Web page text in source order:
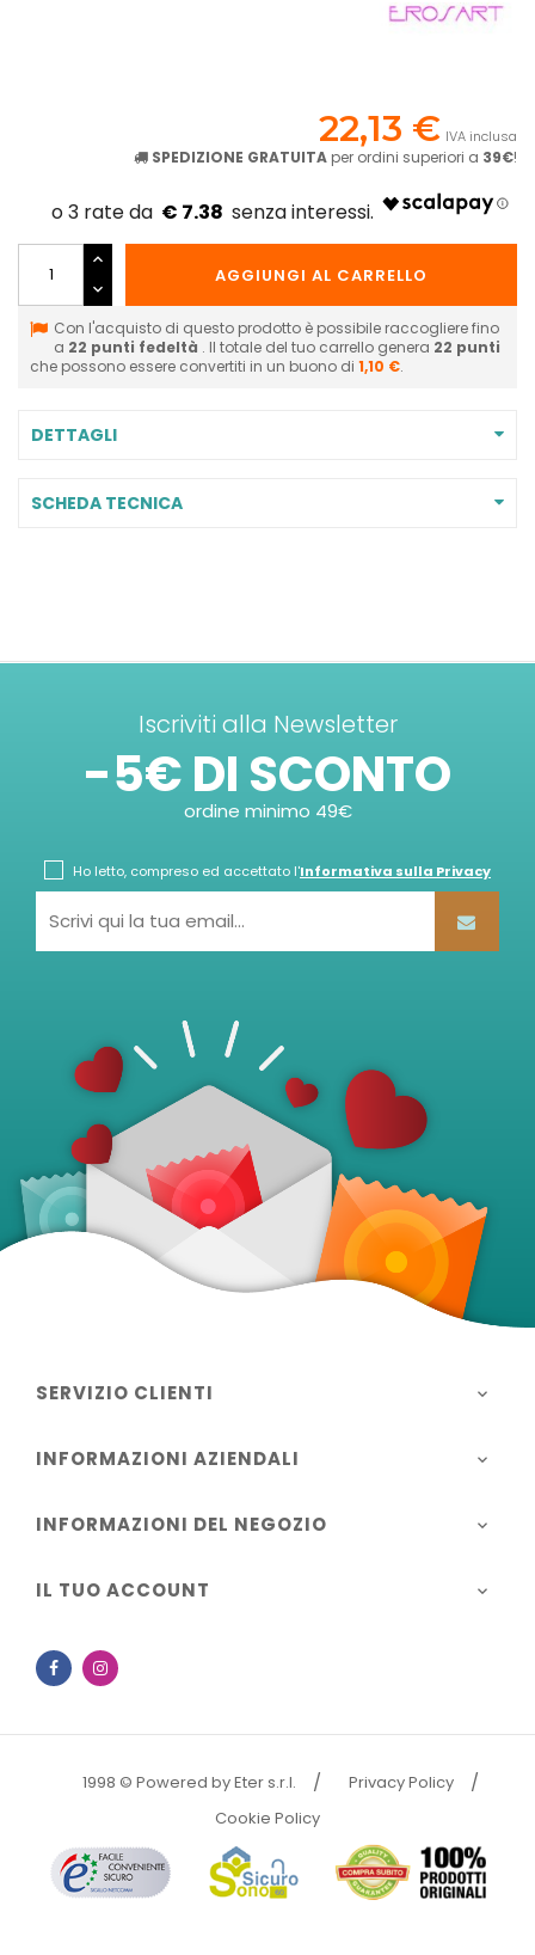
22,13 € IVA inclusa
SPEDIZIONE GRATUITA per ordini superiori a 39€!
€ 7.38
AGGIUNGI AL CARRELLO
Con l'acquisto di questo prodotto è possibile raccogliere fino
a 22 punti fedeltà . Il totale del tuo carrello genera 22 punti
che possono essere convertiti in un buono di 1,10 €.
DETTAGLI
SCHEDA TECNICA
Iscriviti alla Newsletter
-5€ DI SCONTO
ordine minimo 49€
Ho letto, compreso ed accettato l'Informativa sulla Privacy
SERVIZIO CLIENTI 
INFORMAZIONI AZIENDALI 
INFORMAZIONI DEL NEGOZIO 
IL TUO ACCOUNT 
Facebook
1998 © Powered by Eter s.r.l.
Privacy Policy
Cookie Policy